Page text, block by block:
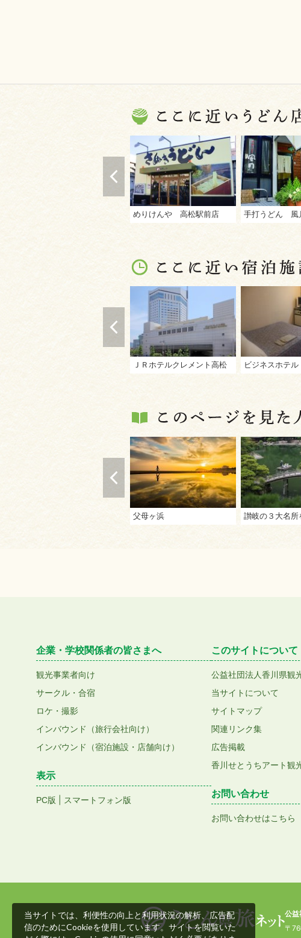
めりけんや 高松駅前店 手打うどん 風
ＪＲホテルクレメント高松
父母ヶ浜
企業・学校関係者の皆さまへ
観光事業者向け
サークル・合宿
ロケ・撮影
インバウンド（旅行会社向け）
インバウンド（宿泊施設・店舗向け）
表示
PC版 スマートフォン版
このサイトについて
公益社団法人香川県観
当サイトについて
サイトマップ
関連リンク集
広告掲載
香川せとうちアート観
お問い合わせ
お問い合わせはこちら
公益
〒
当サイトでは、利便性の向上と利用状況の解析、広告配
信のためにCookieを使用しています。サイトを閲覧いた